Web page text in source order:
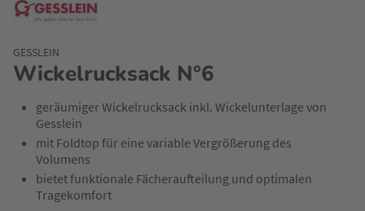
Wickelrucksack N°6
GESSLEIN
geräumiger Wickelrucksack inkl. Wickelunterlage von
Gesslein
mit Foldtop für eine variable Vergrößerung des
Volumens
bietet funktionale Fächeraufteilung und optimalen
Tragekomfort